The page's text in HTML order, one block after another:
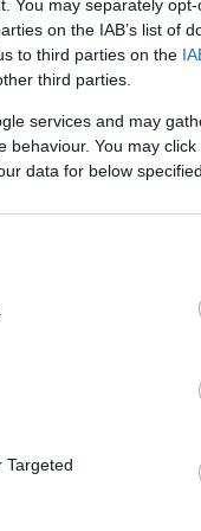
You may separately
on the IAB’s list of
to third parties on the
third parties.
services and may
behaviour. You may
data for below
Targeted
परीक्षण हो, त्यसैले
संग्रह
र लागत थिएन। यसले
थियो जुन भाडामा
चलाउनुअघि साइटलाई
छ।
र ब्लग गर्न मन पराउँछु,
ताकि अझ धेरै